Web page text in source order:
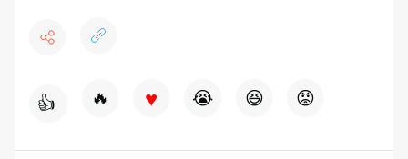
👍 🔥 ♥ 😭 😆 😡